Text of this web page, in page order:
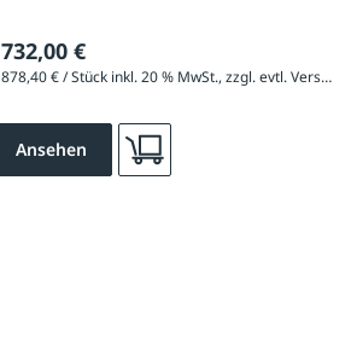
732,00 €
878,40 € / Stück inkl. 20 % MwSt., zzgl. evtl. Versandkosten
Ansehen